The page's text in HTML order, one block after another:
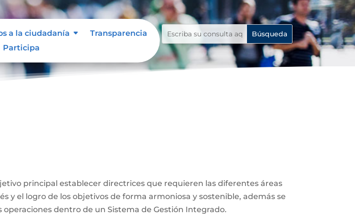
a la ciudadanía
Transparencia
Participa
principal establecer directrices que requieren las diferentes áreas
y el logro de los objetivos de forma armoniosa y sostenible, además se
dentro de un Sistema de Gestión Integrado.